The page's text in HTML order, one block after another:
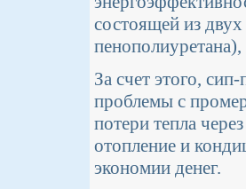
состоящей из
За счет этого,
проблемы с
потери тепла
отопление и
экономии денег.